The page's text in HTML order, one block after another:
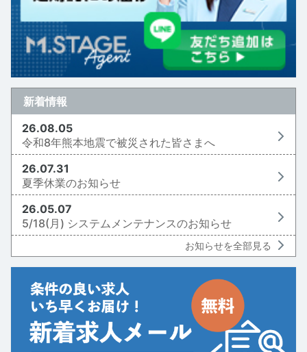
新着情報
26.08.05
令和8年熊本地震で被災された皆さまへ
26.07.31
夏季休業のお知らせ
26.05.07
5/18(月) システムメンテナンスのお知らせ
お知らせを全部見る